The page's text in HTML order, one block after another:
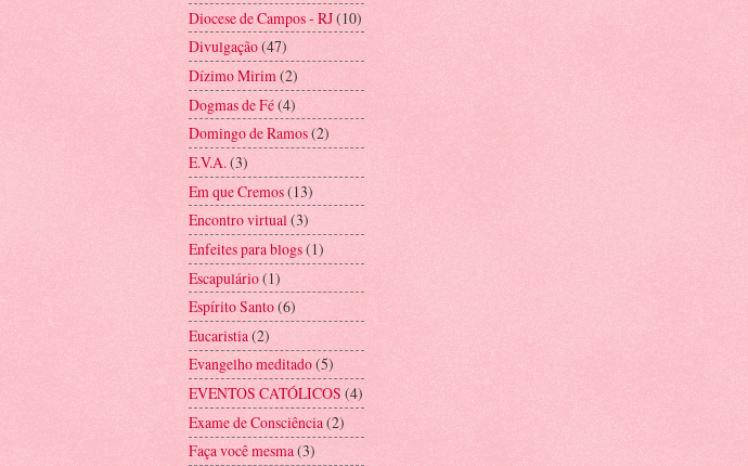
Diocese de Campos - RJ(10)
Divulgação(47)
Dízimo Mirim(2)
Dogmas de Fé(4)
Domingo de Ramos(2)
E.V.A.(3)
Em que Cremos(13)
Encontro virtual(3)
Enfeites para blogs(1)
Escapulário(1)
Espírito Santo(6)
Eucaristia(2)
Evangelho meditado(5)
EVENTOS CATÓLICOS (4)
Exame de Consciência(2)
Faça você mesma(3)